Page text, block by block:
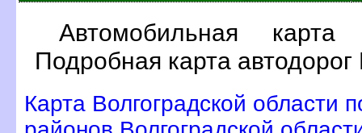
Автомобильная карта
Подробная карта автодорог
Карта Волгоградской области